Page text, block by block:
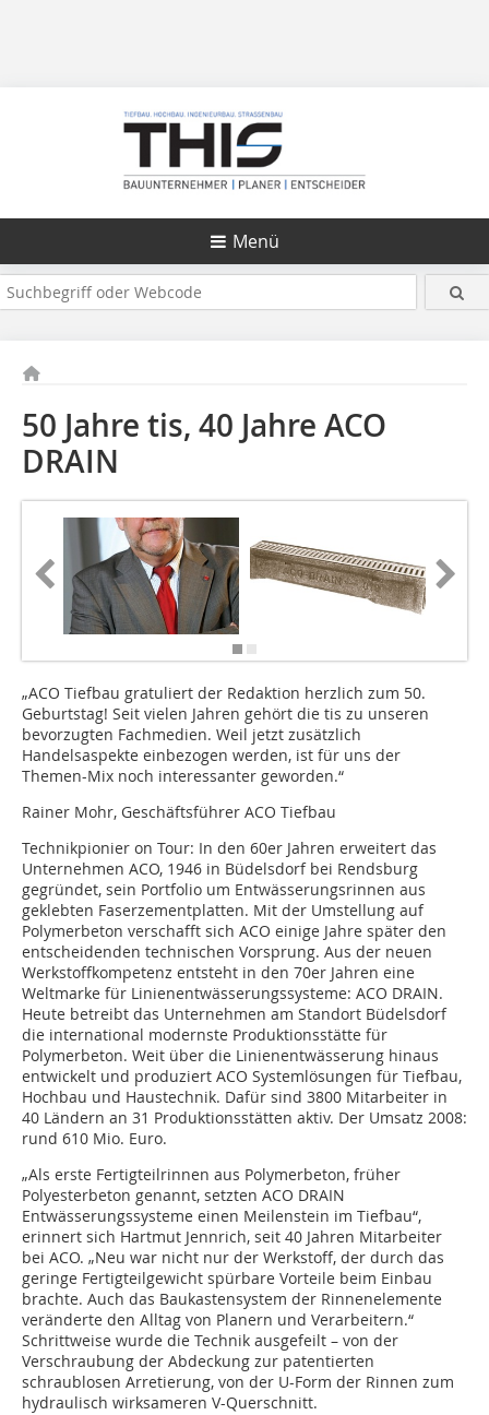
Menü
50 Jahre tis, 40 Jahre ACO
DRAIN
„ACO Tiefbau gratuliert der Redaktion herzlich zum 50.
Geburtstag! Seit vielen Jahren gehört die tis zu unseren
bevorzugten Fachmedien. Weil jetzt zusätzlich
Handelsaspekte einbezogen werden, ist für uns der
Themen-Mix noch interessanter geworden.“
Rainer Mohr, Geschäftsführer ACO Tiefbau
Technikpionier on Tour: In den 60er Jahren erweitert das
Unternehmen ACO, 1946 in Büdelsdorf bei Rendsburg
gegründet, sein Portfolio um Entwässerungsrinnen aus
geklebten Faserzementplatten. Mit der Umstellung auf
Polymerbeton verschafft sich ACO einige Jahre später den
entscheidenden technischen Vorsprung. Aus der neuen
Werkstoffkompetenz entsteht in den 70er Jahren eine
Weltmarke für Linienentwässerungssysteme: ACO DRAIN.
Heute betreibt das Unternehmen am Standort Büdelsdorf
die international modernste Produktionsstätte für
Polymerbeton. Weit über die Linienentwässerung hinaus
entwickelt und produziert ACO Systemlösungen für Tiefbau,
Hochbau und Haustechnik. Dafür sind 3800 Mitarbeiter in
40 Ländern an 31 Produktionsstätten aktiv. Der Umsatz 2008:
rund 610 Mio. Euro.
„Als erste Fertigteilrinnen aus Polymerbeton, früher
Polyesterbeton genannt, setzten ACO DRAIN
Entwässerungssysteme einen Meilenstein im Tiefbau“,
erinnert sich Hartmut Jennrich, seit 40 Jahren Mitarbeiter
bei ACO. „Neu war nicht nur der Werkstoff, der durch das
geringe Fertigteilgewicht spürbare Vorteile beim Einbau
brachte. Auch das Baukastensystem der Rinnenelemente
veränderte den Alltag von Planern und Verarbeitern.“
Schrittweise wurde die Technik ausgefeilt – von der
Verschraubung der Abdeckung zur patentierten
schraublosen Arretierung, von der U-Form der Rinnen zum
hydraulisch wirksameren V-Querschnitt.